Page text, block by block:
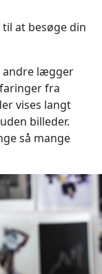
at besøge din
andre lægger
fra
vises langt
billeder.
så mange